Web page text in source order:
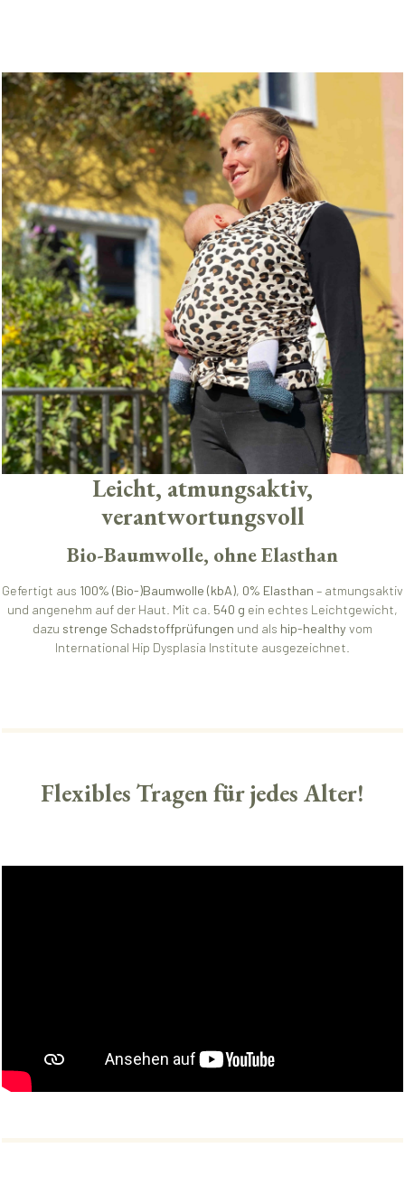
Leicht, atmungsaktiv,
verantwortungsvoll
Bio-Baumwolle, ohne Elasthan
Gefertigt aus 100% (Bio-)Baumwolle (kbA), 0% Elasthan – atmungsaktiv
und angenehm auf der Haut. Mit ca. 540 g ein echtes Leichtgewicht,
dazu strenge Schadstoffprüfungen und als hip-healthy vom
International Hip Dysplasia Institute ausgezeichnet.
Flexibles Tragen für jedes Alter!